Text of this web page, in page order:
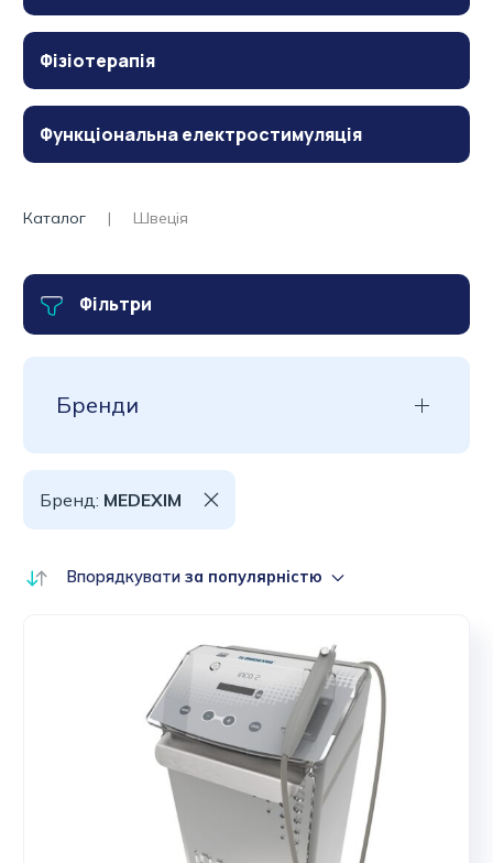
Фізіотерапія
Функціональна електростимуляція
Каталог Швеція
Фільтри
Бренди
Бренд: MEDEXIM
Впорядкувати за популярністю